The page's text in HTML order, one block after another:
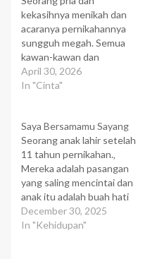
kekasihnya menikah dan
acaranya pernikahannya
sungguh megah. Semua
kawan-kawan dan
keluarga mereka hadir
menyaksikan dan
Suatu acara yang luar
biasa mengesankan.
Mempelai wanita begitu
anggun dalam gaun
putihnya dan pengantin
pria dalam tuxedo hitam
yang gagah. Setiap
pasang mata yang
April 30, 2026
In "Cinta"
Saya Bersamamu Sayang
Seorang anak lahir setelah
11 tahun pernikahan.‚
Mereka adalah pasangan
yang saling mencintai dan
anak itu adalah buah hati
mereka. Saat anak
tersebut berumur dua
December 30, 2025
In "Kehidupan"